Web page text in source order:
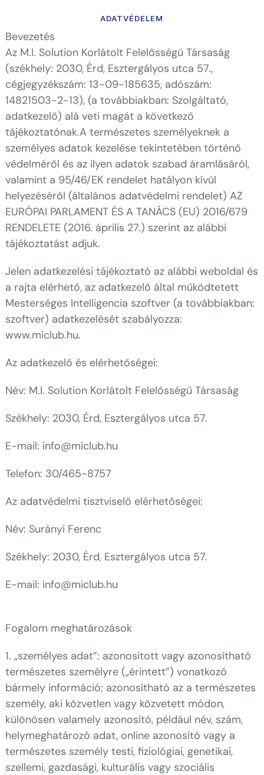
ADATVÉDELEM
Bevezetés
Az M.I. Solution Korlátolt Felelősségű Társaság
(székhely: 2030, Érd, Esztergályos utca 57.,
cégjegyzékszám: 13-09-185635, adószám:
14821503-2-13), (a továbbiakban: Szolgáltató,
adatkezelő) alá veti magát a következő
tájékoztatónak.A természetes személyeknek a
személyes adatok kezelése tekintetében történő
védelméről és az ilyen adatok szabad áramlásáról,
valamint a 95/46/EK rendelet hatályon kívül
helyezéséről (általános adatvédelmi rendelet) AZ
EURÓPAI PARLAMENT ÉS A TANÁCS (EU) 2016/679
RENDELETE (2016. április 27.) szerint az alábbi
tájékoztatást adjuk.
Jelen adatkezelési tájékoztató az alábbi weboldal és
a rajta elérhető, az adatkezelő által működtetett
Mesterséges Intelligencia szoftver (a továbbiakban:
szoftver) adatkezelését szabályozza:
www.miclub.hu.
Az adatkezelő és elérhetőségei:
Név: M.I. Solution Korlátolt Felelősségű Társaság
Székhely: 2030, Érd, Esztergályos utca 57.
E-mail: info@miclub.hu
Telefon: 30/465-8757
Az adatvédelmi tisztviselő elérhetőségei:
Név: Surányi Ferenc
Székhely: 2030, Érd, Esztergályos utca 57.
E-mail: info@miclub.hu
Fogalom meghatározások
1. „személyes adat”: azonosított vagy azonosítható
természetes személyre („érintett”) vonatkozó
bármely információ; azonosítható az a természetes
személy, aki közvetlen vagy közvetett módon,
különösen valamely azonosító, például név, szám,
helymeghatározó adat, online azonosító vagy a
természetes személy testi, fiziológiai, genetikai,
szellemi, gazdasági, kulturális vagy szociális